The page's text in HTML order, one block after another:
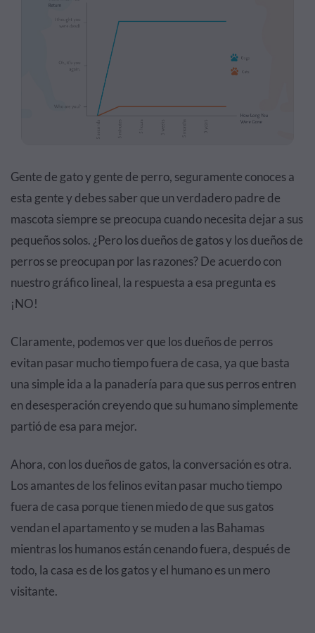
Gente de gato y gente de perro, seguramente conoces a
esta gente y debes saber que un verdadero padre de
mascota siempre se preocupa cuando necesita dejar a sus
pequeños solos. ¿Pero los dueños de gatos y los dueños de
perros se preocupan por las razones? De acuerdo con
nuestro gráfico lineal, la respuesta a esa pregunta es
¡NO!
Claramente, podemos ver que los dueños de perros
evitan pasar mucho tiempo fuera de casa, ya que basta
una simple ida a la panadería para que sus perros entren
en desesperación creyendo que su humano simplemente
partió de esa para mejor.
Ahora, con los dueños de gatos, la conversación es otra.
Los amantes de los felinos evitan pasar mucho tiempo
fuera de casa porque tienen miedo de que sus gatos
vendan el apartamento y se muden a las Bahamas
mientras los humanos están cenando fuera, después de
todo, la casa es de los gatos y el humano es un mero
visitante.